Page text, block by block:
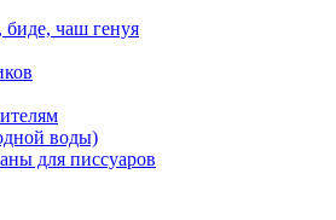
чаш генуя
воды)
для писсуаров